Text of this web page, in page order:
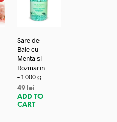
Sare de
Baie cu
Menta si
Rozmarin
– 1.000 g
49 lei
ADD TO
CART